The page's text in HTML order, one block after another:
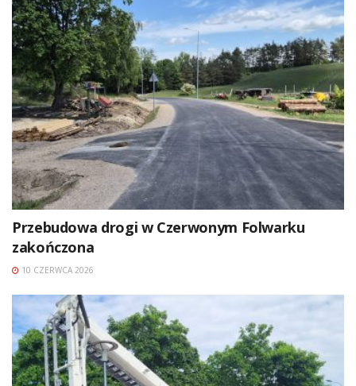
Przebudowa drogi w Czerwonym Folwarku
zakończona
10 CZERWCA 2026